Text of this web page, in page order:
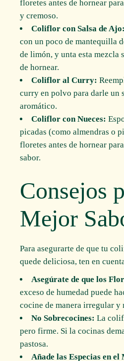
floretes antes de hornear
y cremoso.
Coliflor con Salsa de Ajo:
con un poco de mantequilla
de limón, y unta esta mezcla
de hornear.
Coliflor al Curry:
curry en polvo para darle un
aromático.
Coliflor con Nueces:
picadas (como almendras o
floretes antes de hornear
sabor.
Consejos
Mejor
Para asegurarte de que tu
quede deliciosa, ten en
Asegúrate de que los
exceso de humedad puede
cocine de manera irregular y
No Sobrecocines: La
pero firme. Si la cocinas
pastosa.
Añade las Especias en